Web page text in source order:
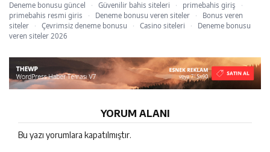
Deneme bonusu güncel · Güvenilir bahis siteleri · primebahis giriş
·
primebahis resmi giris
· Deneme bonusu veren siteler ·
Bonus veren
siteler
· Çevrimsiz deneme bonusu · Casino siteleri ·
Deneme bonusu
veren siteler 2026
YORUM ALANI
Bu yazı yorumlara kapatılmıştır.